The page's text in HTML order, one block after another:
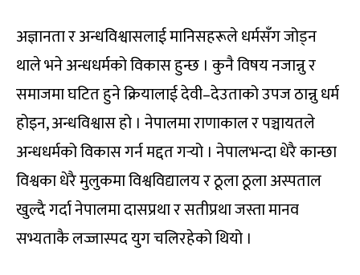
अज्ञानता र अन्धविश्वासलाई मानिसहरूले धर्मसँग जोड्न
थाले भने अन्धधर्मको विकास हुन्छ । कुनै विषय नजान्नु र
समाजमा घटित हुने क्रियालाई देवी–देउताको उपज ठान्नु धर्म
होइन, अन्धविश्वास हो । नेपालमा राणाकाल र पञ्चायतले
अन्धधर्मको विकास गर्न मद्दत गर्‍यो । नेपालभन्दा धेरै कान्छा
विश्वका धेरै मुलुकमा विश्वविद्यालय र ठूला ठूला अस्पताल
खुल्दै गर्दा नेपालमा दासप्रथा र सतीप्रथा जस्ता मानव
सभ्यताकै लज्जास्पद युग चलिरहेको थियो ।